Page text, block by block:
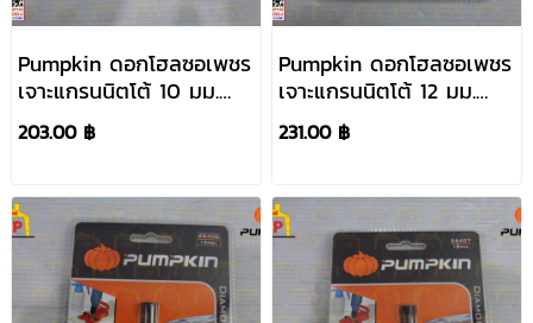
Pumpkin ดอกโฮลซอเพชร
เจาะแกรนนิตโต้ 10 มม.
#26404
203.00 ฿
Pumpkin ดอกโฮลซอเพชร
เจาะแกรนนิตโต้ 12 มม.
#26405
231.00 ฿